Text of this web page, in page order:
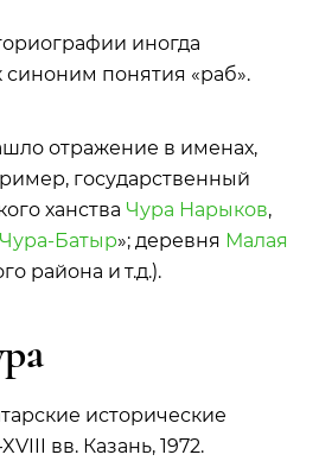
иногда
синоним понятия «раб».
отражение в именах,
государственный
ханства Чура Нарыков,
Чура-Батыр»; деревня Малая
района и т.д.).
исторические
вв. Казань, 1972.